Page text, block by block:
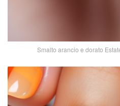
Smalto arancio e dorato